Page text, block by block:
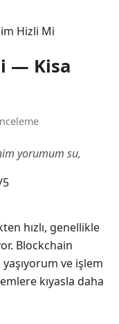
Hizli Mi
— Kisa
yorumum su,
5
hızlı, genellikle
Blockchain
ve işlem
kıyasla daha